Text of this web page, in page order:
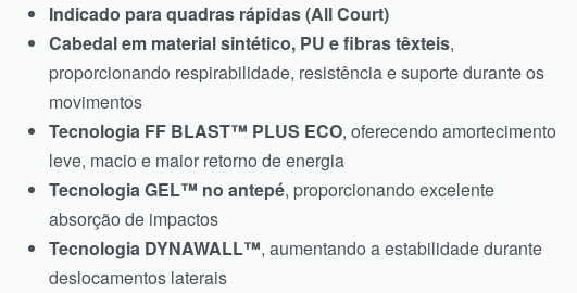
Indicado para quadras rápidas (All Court)
Cabedal em material sintético, PU e fibras têxteis,
proporcionando respirabilidade, resistência e suporte durante os
movimentos
Tecnologia FF BLAST™ PLUS ECO, oferecendo amortecimento
leve, macio e maior retorno de energia
Tecnologia GEL™ no antepé, proporcionando excelente
absorção de impactos
Tecnologia DYNAWALL™, aumentando a estabilidade durante
deslocamentos laterais